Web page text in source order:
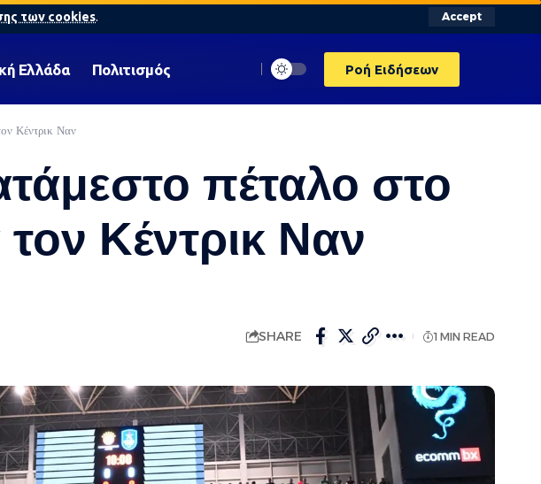
των cookies. Accept
Ελλάδα Πολιτισμός Ροή Ειδήσεων
Κέντρικ Ναν
πέταλο στο
Κέντρικ Ναν
SHARE 1 MIN READ